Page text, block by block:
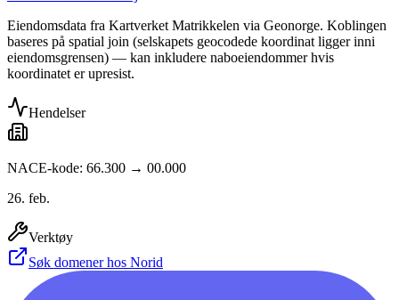
Eiendomsdata fra Kartverket Matrikkelen via Geonorge. Koblingen
baseres på spatial join (selskapets geocodede koordinat ligger inni
eiendomsgrensen) — kan inkludere naboeiendommer hvis
koordinatet er upresist.
Hendelser
NACE-kode: 66.300 → 00.000
26. feb.
Verktøy
Søk domener hos Norid